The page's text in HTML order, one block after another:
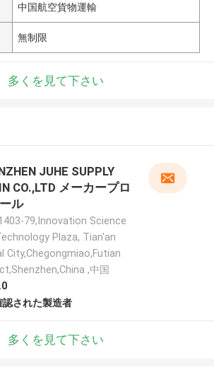
中国航空貨物運輸
無制限
多くを見て下さい
JUHE SUPPLY
CO.,LTD メーカープロ
ル
79,Innovation Science
Plaza, Tian'an
City,Chegongmiao,Futian
,中国
認された製造者
多くを見て下さい